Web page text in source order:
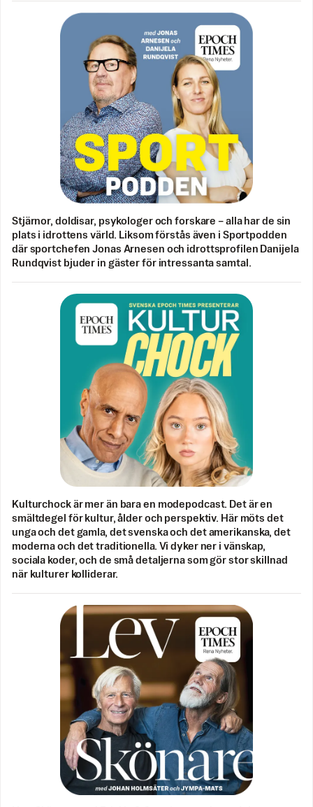
Stjärnor, doldisar, psykologer och forskare – alla har de sin
plats i idrottens värld. Liksom förstås även i Sportpodden
där sportchefen Jonas Arnesen och idrottsprofilen Danijela
Rundqvist bjuder in gäster för intressanta samtal.
Kulturchock är mer än bara en modepodcast. Det är en
smältdegel för kultur, ålder och perspektiv. Här möts det
unga och det gamla, det svenska och det amerikanska, det
moderna och det traditionella. Vi dyker ner i vänskap,
sociala koder, och de små detaljerna som gör stor skillnad
när kulturer kolliderar.